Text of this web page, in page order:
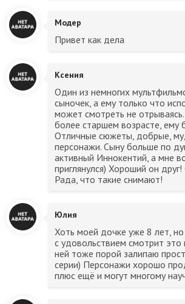
Модер
Привет как дела
Ксения
Один из немногих
сыночек, а ему только что
может смотреть не
более старшем возрасте, ему
Отличные сюжеты, добрые,
персонажи. Сыну больше по
активный Иннокентий, а мне
приглянулся) Хороший он
Рада, что такие снимают!
Юлия
Хоть моей дочке уже 8 лет,
с удовольствием смотрит это
ней тоже порой залипаю
серии) Персонажи хорошо
плюс ещё и могут многому